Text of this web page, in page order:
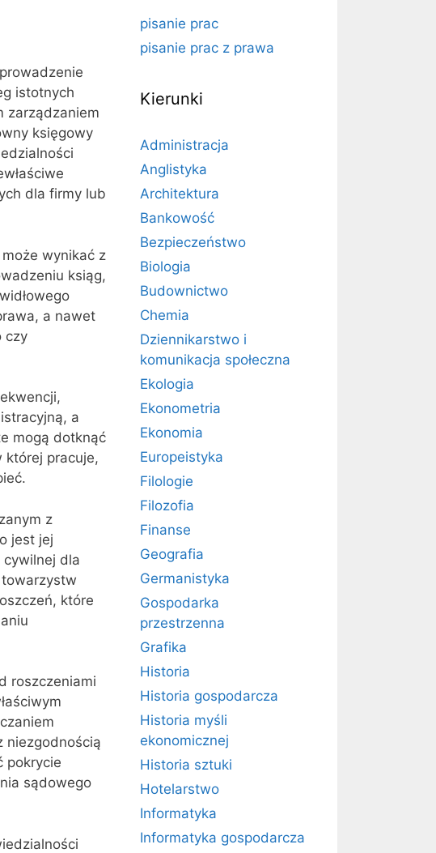
istotnych
zarządzaniem
księgowy
dla firmy lub
wynikać z
ksiąg,
a nawet
czy
a
mogą dotknąć
której pracuje,
z
jest jej
dla
które
roszczeniami
niezgodnością
pokrycie
sądowego
pisanie prac
pisanie prac z prawa
Kierunki
Administracja
Anglistyka
Architektura
Bankowość
Bezpieczeństwo
Biologia
Budownictwo
Chemia
Dziennikarstwo i
komunikacja społeczna
Ekologia
Ekonometria
Ekonomia
Europeistyka
Filologie
Filozofia
Finanse
Geografia
Germanistyka
Gospodarka
przestrzenna
Grafika
Historia
Historia gospodarcza
Historia myśli
ekonomicznej
Historia sztuki
Hotelarstwo
Informatyka
Informatyka gospodarcza